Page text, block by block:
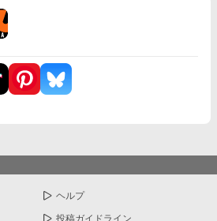
ヘルプ
投稿ガイドライン